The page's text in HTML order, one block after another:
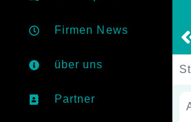
Firmen News
über uns
Partner